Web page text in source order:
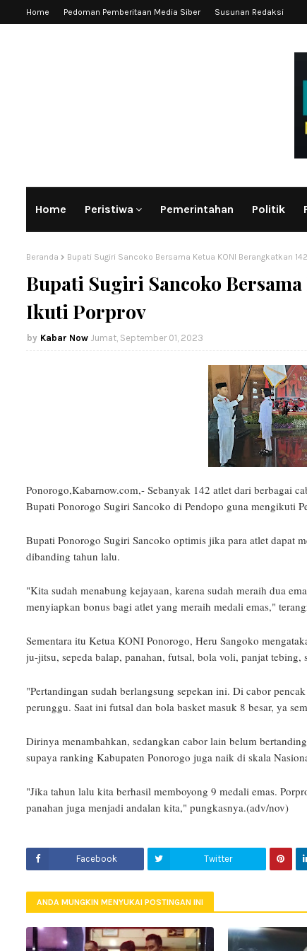
Home Pedoman Pemberitaan Media Siber Susunan Redaksi
Home Peristiwa Pemerintahan Politik
Beranda Bupati Sugiri Sancoko Bersama Ketua KONI Berangkatkan
Bupati Sugiri Sancoko
Ikuti Porprov
Kabar Now Jumat, September 01, 2023
Ponorogo,Kabarnow.com,- Sebanyak 142 atlet dari berbagai
Bupati Ponorogo Sugiri Sancoko di Pendopo guna mengikuti
Bupati Ponorogo Sugiri Sancoko optimis jika para atlet dapat
dibanding tahun lalu.
"Kita sudah menabung kejayaan, karena sudah meraih dua
menyiapkan bonus bagi atlet yang meraih medali emas,"
Sementara itu Ketua KONI Ponorogo, Heru Sangoko
ju-jitsu, sepeda balap, panahan, futsal, bola voli, panjat tebing,
"Pertandingan sudah berlangsung sepekan ini. Di cabor
perunggu. Saat ini futsal dan bola basket masuk 8 besar, ya
Dirinya menambahkan, sedangkan cabor lain belum
supaya ranking Kabupaten Ponorogo juga naik di skala
"Jika tahun lalu kita berhasil memboyong 9 medali emas.
panahan juga menjadi andalan kita," pungkasnya.(adv/nov)
Facebook Twitter
ANDA MUNGKIN MENYUKAI POSTINGAN INI